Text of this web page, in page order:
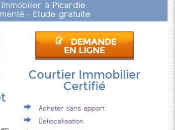
àPicardie
-Etude gratuite
DEMANDE
EN LIGNE
Courtier Immobilier
Certifié
Acheter sans apport
Défiscalisation